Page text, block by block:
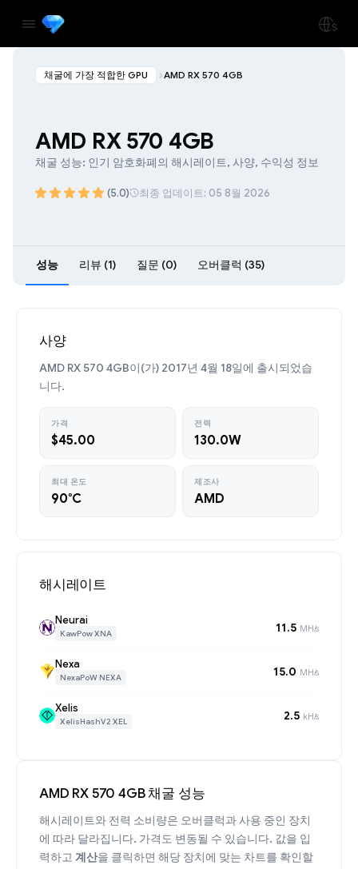
채굴에 가장 적합한 GPU AMD RX 570 4GB
AMD RX 570 4GB
채굴 성능: 인기 암호화폐의 해시레이트, 사양, 수익성 정보
(5.0) 최종 업데이트: 05 8월 2026
성능 리뷰 (1) 질문 (0) 오버클럭 (35)
사양
AMD RX 570 4GB이(가) 2017년 4월 18일에 출시되었습
니다.
가격
$45.00
전력
130.0W
최대 온도
90°C
제조사
AMD
해시레이트
Neurai
KawPow XNA 11.5 MH/s
Nexa
NexaPoW NEXA 15.0 MH/s
Xelis
XelisHashV2 XEL 2.5 kH/s
AMD RX 570 4GB 채굴 성능
해시레이트와 전력 소비량은 오버클럭과 사용 중인 장치
에 따라 달라집니다. 가격도 변동될 수 있습니다. 값을 입
력하고 계산을 클릭하면 해당 장치에 맞는 차트를 확인할